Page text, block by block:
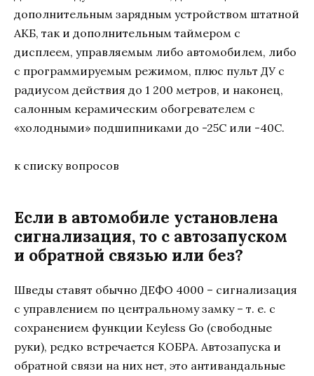
дополнительным зарядным устройством штатной
АКБ, так и дополнительным таймером с
дисплеем, управляемым либо автомобилем, либо
с программируемым режимом, плюс пульт ДУ с
радиусом действия до 1 200 метров, и наконец,
салонным керамическим обогревателем с
«холодными» подшипниками до -25С или -40С.
к списку вопросов
Если в автомобиле установлена
сигнализация, то с автозапуском
и обратной связью или без?
Шведы ставят обычно ДЕФО 4000 – сигнализация
с управлением по центральному замку – т. е. с
сохранением функции Keyless Go (свободные
руки), редко встречается КОБРА. Автозапуска и
обратной связи на них нет, это антивандальные